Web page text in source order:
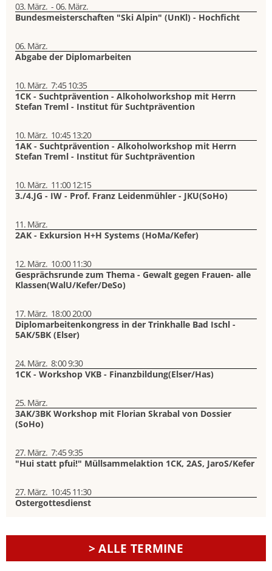
03. März. - 06. März.
Bundesmeisterschaften "Ski Alpin" (UnKl) - Hochficht
06. März.
Abgabe der Diplomarbeiten
10. März. 7:4510:35
1CK - Suchtprävention - Alkoholworkshop mit Herrn
Stefan Treml - Institut für Suchtprävention
10. März. 10:4513:20
1AK - Suchtprävention - Alkoholworkshop mit Herrn
Stefan Treml - Institut für Suchtprävention
10. März. 11:0012:15
3./4.JG - IW - Prof. Franz Leidenmühler - JKU(SoHo)
11. März.
2AK - Exkursion H+H Systems (HoMa/Kefer)
12. März. 10:0011:30
Gesprächsrunde zum Thema - Gewalt gegen Frauen- alle
Klassen(WalU/Kefer/DeSo)
17. März. 18:0020:00
Diplomarbeitenkongress in der Trinkhalle Bad Ischl -
5AK/5BK (Elser)
24. März. 8:009:30
1CK - Workshop VKB - Finanzbildung(Elser/Has)
25. März.
3AK/3BK Workshop mit Florian Skrabal von Dossier
(SoHo)
27. März. 7:459:35
"Hui statt pfui!" Müllsammelaktion 1CK, 2AS, JaroS/Kefer
27. März. 10:4511:30
Ostergottesdienst
> ALLE TERMINE